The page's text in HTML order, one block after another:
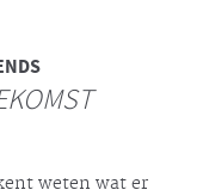
weten wat er